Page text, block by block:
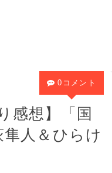
感想】「国
人＆ひらけ
0コメント